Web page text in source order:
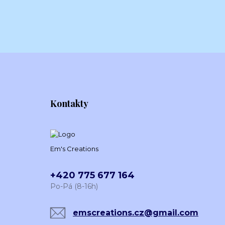
Kontakty
Em's Creations
+420 775 677 164
Po-Pá (8-16h)
emscreations.cz@gmail.com